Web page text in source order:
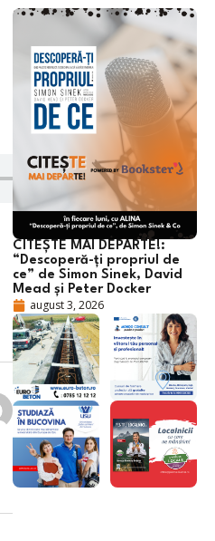
CITEȘTE MAI DEPARTE!:
“Descoperă-ți propriul de
ce” de Simon Sinek, David
Mead și Peter Docker
august 3, 2026